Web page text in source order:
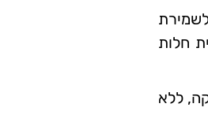
חלות
ללא